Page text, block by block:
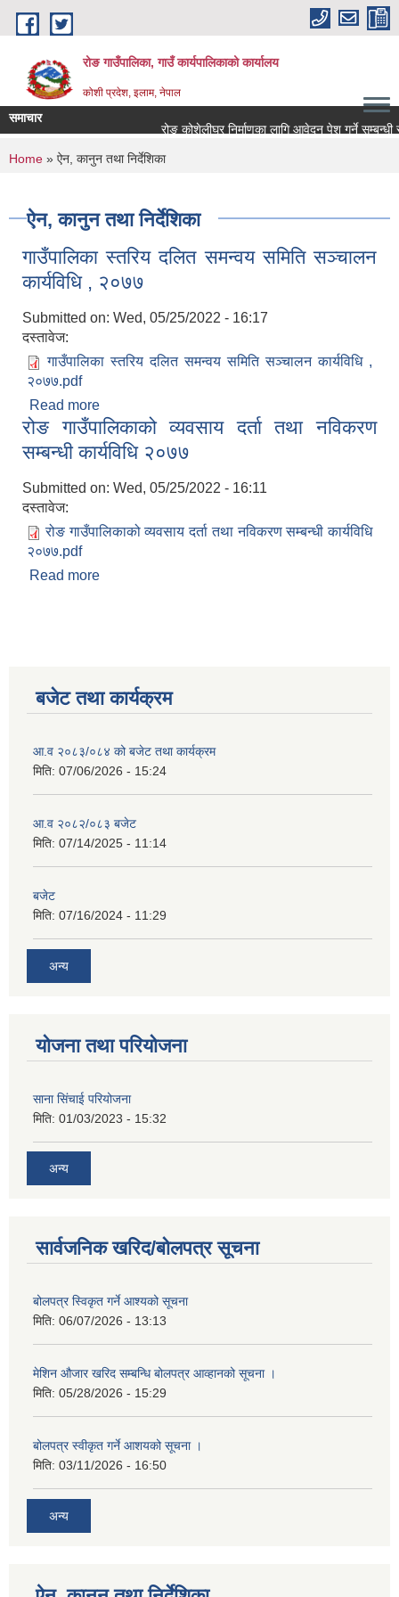
Skip to main content
रोङ गाउँपालिका, गाउँ कार्यपालिकाको कार्यालय
कोशी प्रदेश, इलाम, नेपाल
समाचार
रोङ कोशेलीघर निर्माणका लागि आवेदन पेश गर्ने सम्बन्धी
You are here
Home » ऐन, कानुन तथा निर्देशिका
ऐन, कानुन तथा निर्देशिका
गाउँपालिका स्तरिय दलित समन्वय समिति सञ्चालन
कार्यविधि , २०७७
Submitted on: Wed, 05/25/2022 - 16:17
दस्तावेज:
गाउँपालिका स्तरिय दलित समन्वय समिति सञ्चालन कार्यविधि ,
२०७७.pdf
Read more
कार्यविधि , २०७७
रोङ गाउँपालिकाको व्यवसाय दर्ता तथा नविकरण
सम्बन्धी कार्यविधि २०७७
Submitted on: Wed, 05/25/2022 - 16:11
दस्तावेज:
रोङ गाउँपालिकाको व्यवसाय दर्ता तथा नविकरण सम्बन्धी कार्यविधि
२०७७.pdf
Read more
बजेट तथा कार्यक्रम
आ.व २०८३/०८४ को बजेट तथा कार्यक्रम
मिति: 07/06/2026 - 15:24
आ.व २०८२/०८३ बजेट
मिति: 07/14/2025 - 11:14
बजेट
मिति: 07/16/2024 - 11:29
अन्य
योजना तथा परियोजना
साना सिंचाई परियोजना
मिति: 01/03/2023 - 15:32
अन्य
सार्वजनिक खरिद/बोलपत्र सूचना
बोलपत्र स्विकृत गर्ने आश्यको सूचना
मिति: 06/07/2026 - 13:13
मेशिन औजार खरिद सम्बन्धि बोलपत्र आव्हानको सूचना ।
मिति: 05/28/2026 - 15:29
बोलपत्र स्वीकृत गर्ने आशयको सूचना ।
मिति: 03/11/2026 - 16:50
अन्य